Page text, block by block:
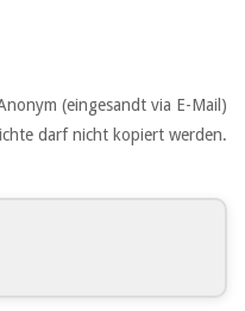
(eingesandt via E-Mail)
darf nicht kopiert werden.